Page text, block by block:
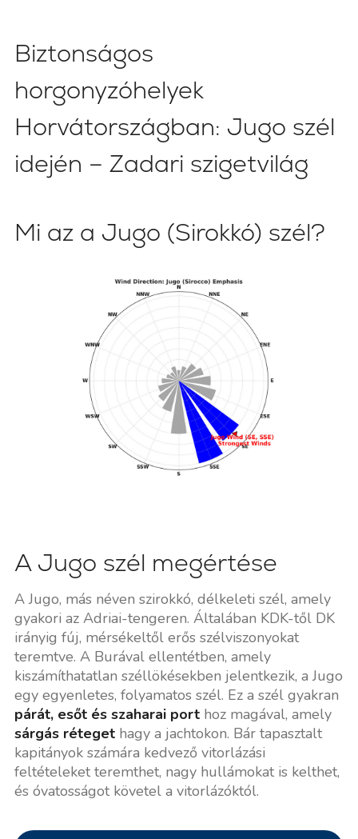
Biztonságos
horgonyzóhelyek
Horvátországban: Jugo szél
idején – Zadari szigetvilág
Mi az a Jugo (Sirokkó) szél?
A Jugo szél megértése
A Jugo, más néven szirokkó, délkeleti szél, amely
gyakori az Adriai-tengeren. Általában KDK-től DK
irányig fúj, mérsékeltől erős szélviszonyokat
teremtve. A Burával ellentétben, amely
kiszámíthatatlan széllökésekben jelentkezik, a Jugo
egy egyenletes, folyamatos szél. Ez a szél gyakran
párát, esőt és szaharai porthoz magával, amely
sárgás rétegethagy a jachtokon. Bár tapasztalt
kapitányok számára kedvező vitorlázási
feltételeket teremthet, nagy hullámokat is kelthet,
és óvatosságot követel a vitorlázóktól.